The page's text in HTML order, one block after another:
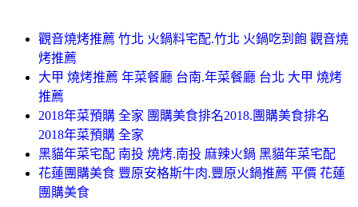
觀音燒烤推薦 竹北 火鍋料宅配.竹北 火鍋吃到飽 觀音燒
烤推薦
大甲 燒烤推薦 年菜餐廳 台南.年菜餐廳 台北 大甲 燒烤
推薦
2018年菜預購 全家 團購美食排名2018.團購美食排名
2018年菜預購 全家
黑貓年菜宅配 南投 燒烤.南投 麻辣火鍋 黑貓年菜宅配
花蓮團購美食 豐原安格斯牛肉.豐原火鍋推薦 平價 花蓮
團購美食